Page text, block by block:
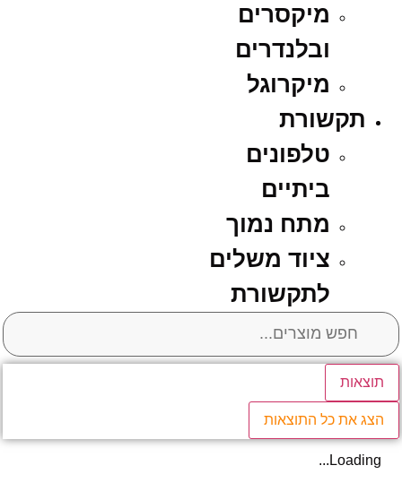
מיקסרים
ובלנדרים
מיקרוגל
תקשורת
טלפונים
ביתיים
מתח נמוך
ציוד משלים
לתקשורת
תוצאות
הצג את כל התוצאות
Loading...